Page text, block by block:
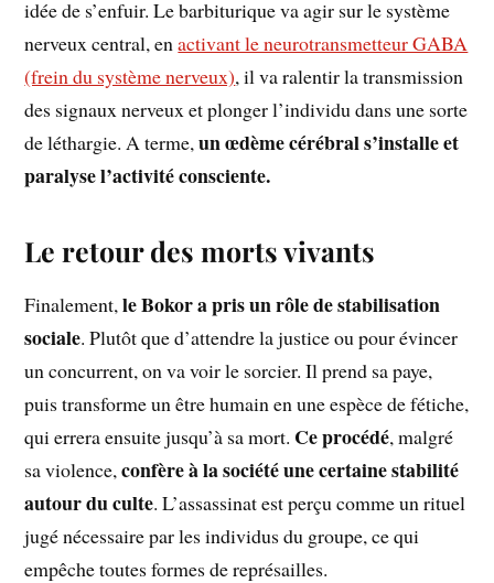
idée de s’enfuir. Le barbiturique va agir sur le système
nerveux central, enactivant le neurotransmetteur GABA
(frein du système nerveux), il va ralentir la transmission
des signaux nerveux et plonger l’individu dans une sorte
de léthargie. A terme,un œdème cérébral s’installe et
paralyse l’activité consciente.
Le retour des morts vivants
Finalement,le Bokor a pris un rôle de stabilisation
sociale. Plutôt que d’attendre la justice ou pour évincer
un concurrent, on va voir le sorcier. Il prend sa paye,
puis transforme un être humain en une espèce de fétiche,
qui errera ensuite jusqu’à sa mort. Ce procédé, malgré
sa violence,confère à la société une certaine stabilité
autour du culte. L’assassinat est perçu comme un rituel
jugé nécessaire par les individus du groupe, ce qui
empêche toutes formes de représailles.